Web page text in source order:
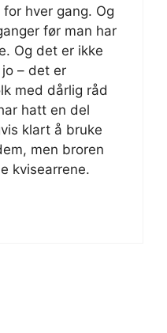
hver gang. Og
før man har
Og det er ikke
– det er
med dårlig råd
hatt en del
klart å bruke
men broren
kvisearrene.